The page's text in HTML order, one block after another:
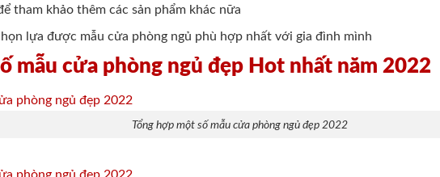
tham khảo thêm các sản phẩm khác nữa
lựa được mẫu cửa phòng ngủ phù hợp nhất với gia đình mình
mẫu cửa phòng ngủ đẹp Hot nhất năm 2022
Tổng hợp một số mẫu cửa phòng ngủ đẹp 2022